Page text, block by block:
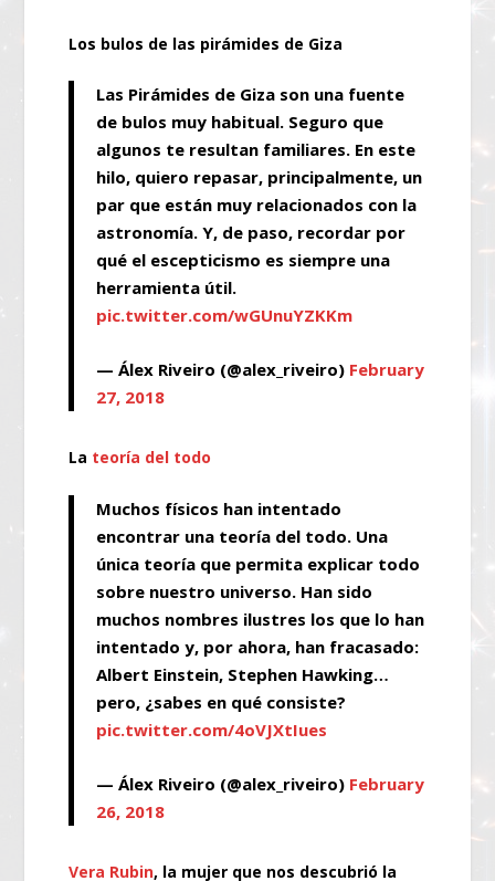
Los bulos de las pirámides de Giza
Las Pirámides de Giza son una fuente
de bulos muy habitual. Seguro que
algunos te resultan familiares. En este
hilo, quiero repasar, principalmente, un
par que están muy relacionados con la
astronomía. Y, de paso, recordar por
qué el escepticismo es siempre una
herramienta útil.
pic.twitter.com/wGUnuYZKKm
— Álex Riveiro (@alex_riveiro) February
27, 2018
La teoría del todo
Muchos físicos han intentado
encontrar una teoría del todo. Una
única teoría que permita explicar todo
sobre nuestro universo. Han sido
muchos nombres ilustres los que lo han
intentado y, por ahora, han fracasado:
Albert Einstein, Stephen Hawking…
pero, ¿sabes en qué consiste?
pic.twitter.com/4oVJXtIues
— Álex Riveiro (@alex_riveiro) February
26, 2018
Vera Rubin, la mujer que nos descubrió la